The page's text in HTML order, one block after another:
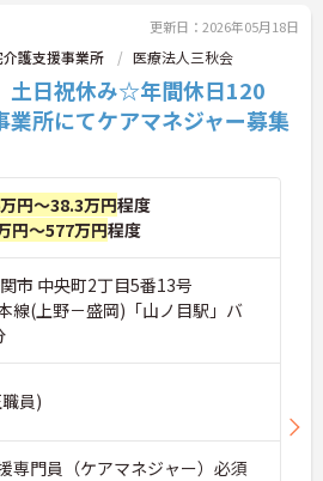
更新日：2026年05月18日
護支援事業所 医療法人三秋会
土日祝休み☆年間休日120
業所にてケアマネジャー募集
円～38.3万円程度
円～577万円程度
市 中央町2丁目5番13号
線(上野－盛岡)「山ノ目駅」バ
員)
専門員（ケアマネジャー）必須